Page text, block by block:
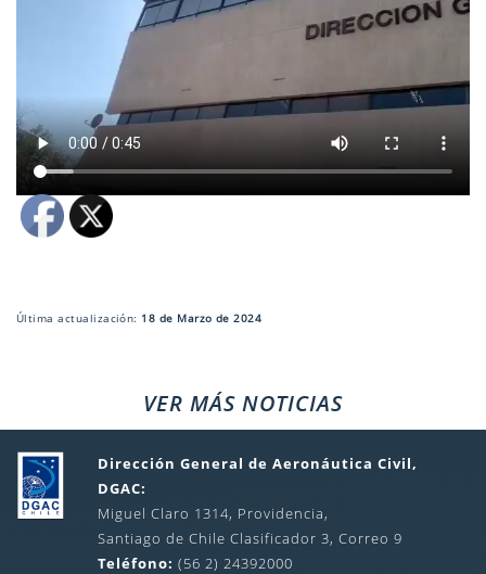
Última actualización: 18 de Marzo de 2024
VER MÁS NOTICIAS
Dirección General de Aeronáutica Civil,
DGAC:
Miguel Claro 1314, Providencia,
Santiago de Chile Clasificador 3, Correo 9
Teléfono: (56 2) 24392000